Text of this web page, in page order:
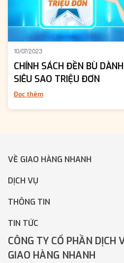
10/07/2023
CHÍNH SÁCH ĐỀN BÙ
SIÊU SAO TRIỆU ĐƠN
Đọc thêm
VỀ GIAO HÀNG NHANH
DỊCH VỤ
THÔNG TIN
TIN TỨC
CÔNG TY CỔ PHẦN DỊCH
GIAO HÀNG NHANH